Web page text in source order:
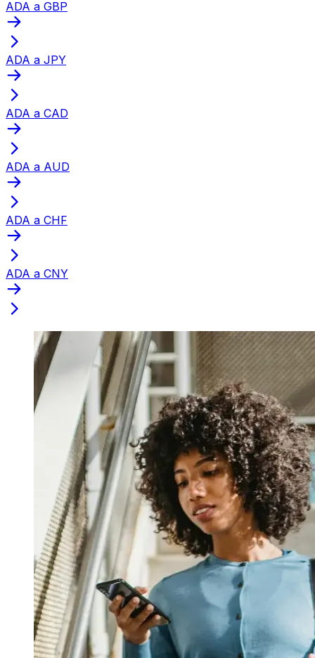
ADA a GBP
ADA a JPY
ADA a CAD
ADA a AUD
ADA a CHF
ADA a CNY